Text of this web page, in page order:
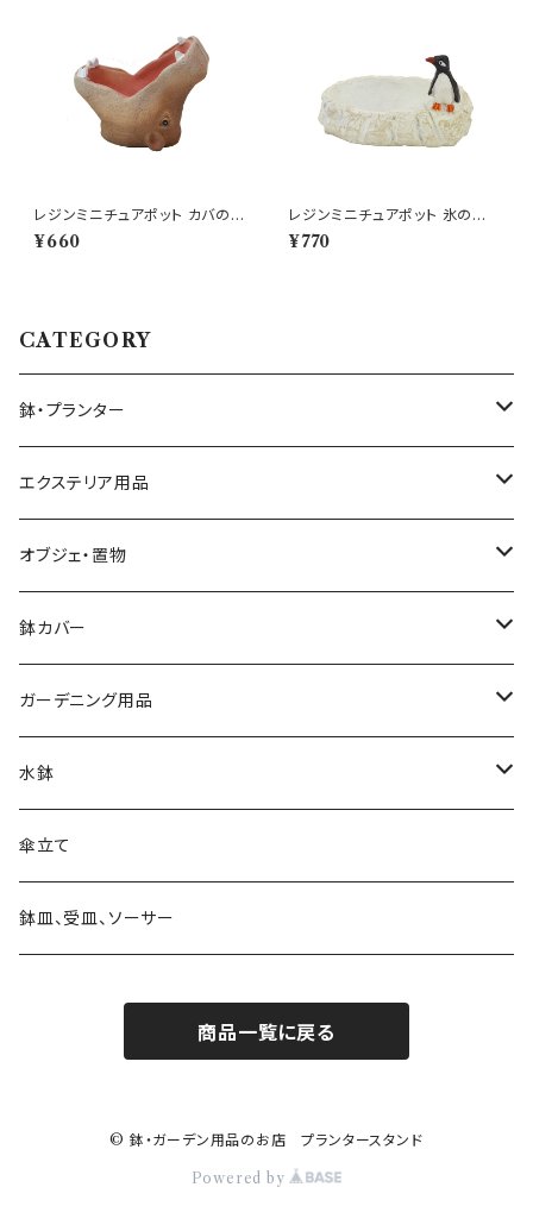
レジンミニチュアポット カバの
口 ヒッポ かば プランター
¥660
レジンミニチュアポット 氷の上
のペンギン アニマルプランター
¥770
CATEGORY
鉢・プランター
大きさ ミニ鉢 5号以下
大きさ 中鉢 6号～8号
大きさ 大鉢 9号以上
素材 テラコッタ
素材 セメント・ファイバー
素材 ブリキ
素材 陶器
素材 プラスティック
エクステリア用品
プランタースタンド・花台
椅子・チェア型
自転車・三輪車型
ガーデンフェンス・柵
ウォールデコ・壁掛け
素材 アイアン・鉄製
素材 ウッド・木製
ピック・トレリス
素材 アイアン・鉄製
素材 ウッド・木製
サインボード・スタンド
ハンギングベル
オブジェ・置物
動物・アニマル
キャラクター
素材 レジン樹脂
素材 セメント
素材 アイアン・鉄製
素材 ブリキ
鉢カバー
大きさ 5号以下
大きさ 6～8号
大きさ 9号以上
かご・バスケットの鉢カバー
ガーデニング用品
ガーデンバスケット ハーベストバスケット
蚊遣り 蚊取り線香ホルダー
日よけ帽子・グローブ
水鉢
陶器
ガラス
傘立て
鉢皿、受皿、ソーサー
商品一覧に戻る
© 鉢・ガーデン用品のお店 プランタースタンド
Powered by